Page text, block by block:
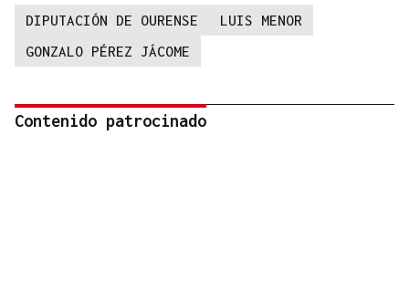
DIPUTACIÓN DE OURENSE
LUIS MENOR
GONZALO PÉREZ JÁCOME
Contenido patrocinado